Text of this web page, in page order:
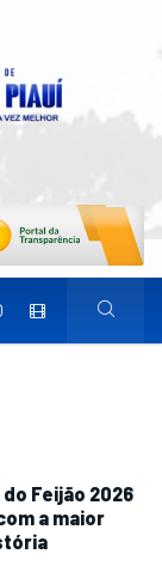
Feijão 2026
a maior